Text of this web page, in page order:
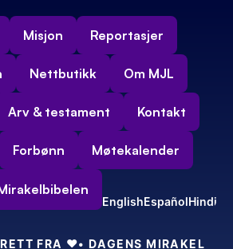
Misjon Reportasjer
Nettbutikk Om MJL
Arv & testament Kontakt
Forbønn Møtekalender
EnglishEspañolHindi
FRA ❤️• DAGENS MIRAKEL